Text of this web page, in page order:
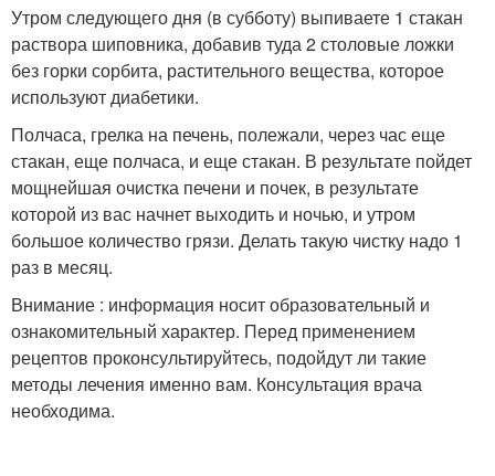
Утром следующего дня (в субботу) выпиваете 1 стакан
раствора шиповника, добавив туда 2 столовые ложки
без горки сорбита, растительного вещества, которое
используют диабетики.
Полчаса, грелка на печень, полежали, через час еще
стакан, еще полчаса, и еще стакан. В результате пойдет
мощнейшая очистка печени и почек, в результате
которой из вас начнет выходить и ночью, и утром
большое количество грязи. Делать такую чистку надо 1
раз в месяц.
Внимание : информация носит образовательный и
ознакомительный характер. Перед применением
рецептов проконсультируйтесь, подойдут ли такие
методы лечения именно вам. Консультация врача
необходима.